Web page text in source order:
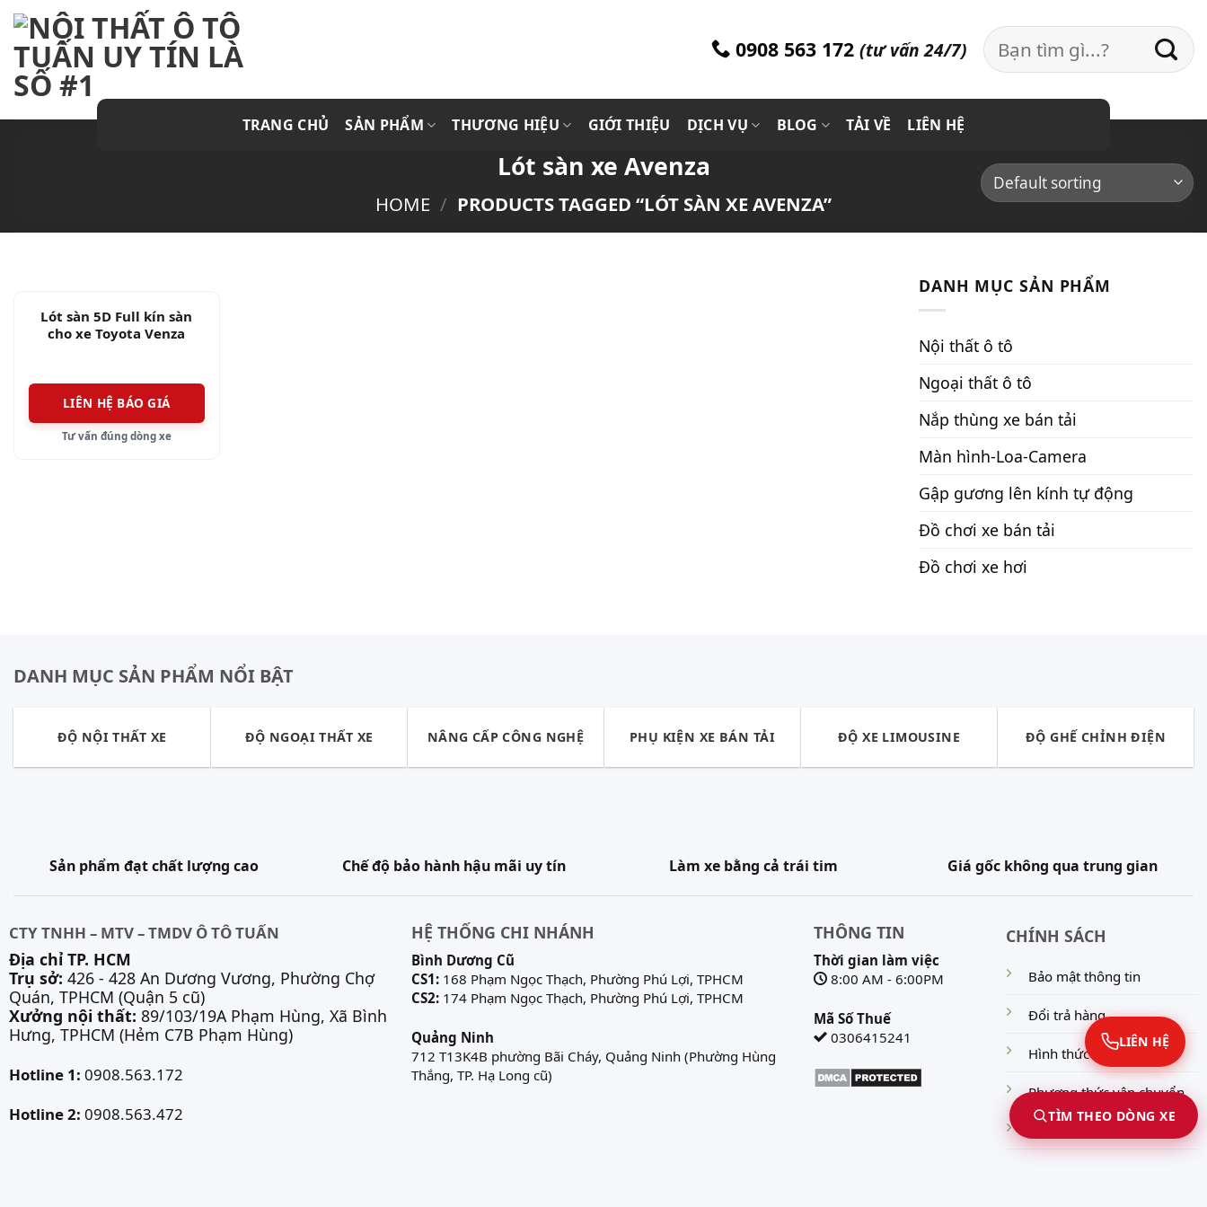
Skip
content
0908 563 172 (tư vấn 24/7)
Search
for:
TRANG CHỦ SẢN PHẨM THƯƠNG HIỆU GIỚI THIỆU DỊCH VỤ BLOG TẢI VỀ LIÊN HỆ
Lót sàn xe Avenza
HOME / PRODUCTS TAGGED “LÓT SÀN XE AVENZA”
Lót sàn 5D Full kín sàn
cho xe Toyota Venza
LIÊN HỆ BÁO GIÁ
Tư vấn đúng dòng xe
DANH MỤC SẢN PHẨM
Nội thất ô tô
Ngoại thất ô tô
Nắp thùng xe bán tải
Màn hình-Loa-Camera
Gập gương lên kính tự động
Đồ chơi xe bán tải
Đồ chơi xe hơi
DANH MỤC SẢN PHẨM NỔI BẬT
ĐỘ NỘI THẤT XE ĐỘ NGOẠI THẤT XE NÂNG CẤP CÔNG NGHỆ PHỤ KIỆN XE BÁN TẢI ĐỘ XE LIMOUSINE ĐỘ GHẾ CHỈNH ĐIỆN
Sản phẩm đạt chất lượng cao Chế độ bảo hành hậu mãi uy tín Làm xe bằng cả trái tim Giá gốc không qua trung gian
CTY TNHH – MTV – TMDV Ô TÔ TUẤN
Địa chỉ TP. HCM
Trụ sở: 426 - 428 An Dương Vương, Phường Chợ
Quán, TPHCM (Quận 5 cũ)
Xưởng nội thất: 89/103/19A Phạm Hùng, Xã Bình
Hưng, TPHCM (Hẻm C7B Phạm Hùng)
Hotline 1: 0908.563.172
Hotline 2: 0908.563.472
HỆ THỐNG CHI NHÁNH
Bình Dương Cũ
CS1:168 Phạm Ngọc Thạch, Phường Phú Lợi, TPHCM
CS2:174 Phạm Ngọc Thạch, Phường Phú Lợi, TPHCM
Quảng Ninh
712 T13K4B phường Bãi Cháy, Quảng Ninh (Phường Hùng
Thắng, TP. Hạ Long cũ)
THÔNG TIN
Thời gian làm việc
8:00 AM - 6:00PM
Mã Số Thuế
0306415241
CHÍNH SÁCH
Bảo mật thông tin
Đổi trả hàng
Hình thức thanh toán
Phương thức vận chuyển
TÌM THEO DÒNG XE
LIÊN HỆ